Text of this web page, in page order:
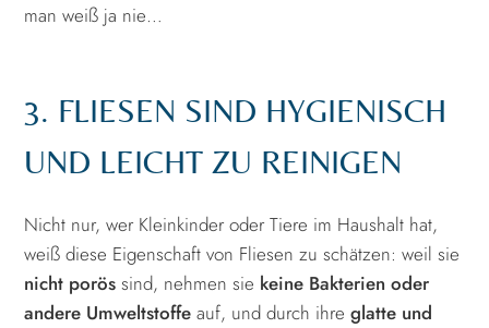
man weiß ja nie…
3. FLIESEN SIND HYGIENISCH
UND LEICHT ZU REINIGEN
Nicht nur, wer Kleinkinder oder Tiere im Haushalt hat,
weiß diese Eigenschaft von Fliesen zu schätzen: weil sie
nicht porös sind, nehmen sie keine Bakterien oder
andere Umweltstoffe auf, und durch ihreglatte und